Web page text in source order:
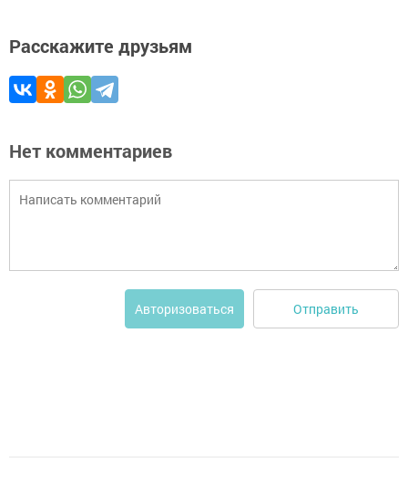
Расскажите друзьям
Нет комментариев
Авторизоваться Отправить